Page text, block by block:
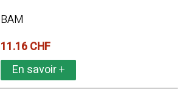
BAM
11.16 CHF
En savoir+